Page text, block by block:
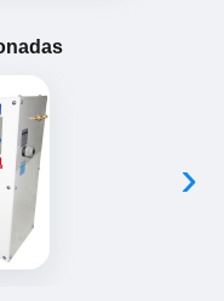
›